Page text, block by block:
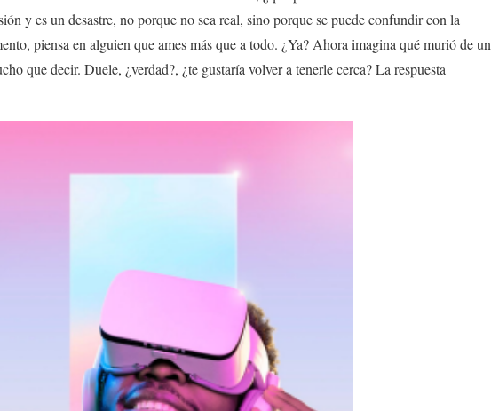
y es un desastre, no porque no sea real, sino porque se puede confundir con la
piensa en alguien que ames más que a todo. ¿Ya? Ahora imagina qué murió de un
que decir. Duele, ¿verdad?, ¿te gustaría volver a tenerle cerca? La respuesta